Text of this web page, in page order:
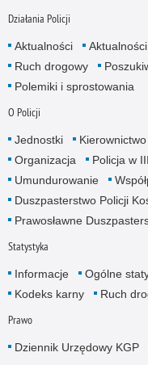
Działania Policji
Aktualności
Ruch drogowy
Polemiki i sprostowania
O Policji
Jednostki Kierownictwo
Organizacja
Policja w
Umundurowanie
Duszpasterstwo Policji
Prawosławne
Statystyka
Informacje Ogólne
Kodeks karny
Ruch
Prawo
Dziennik Urzędowy KGP